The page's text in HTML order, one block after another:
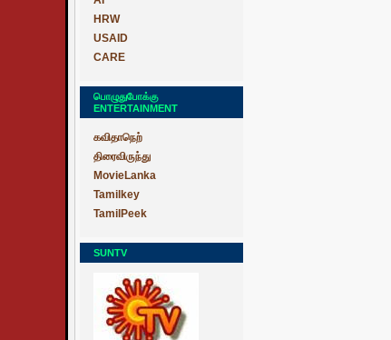
HRW
USAID
CARE
பொழுதுபோக்கு
ENTERTAINMENT
கவிதாநெற்
திரைவிருந்து
MovieLanka
Tamilkey
TamilPeek
SUNTV